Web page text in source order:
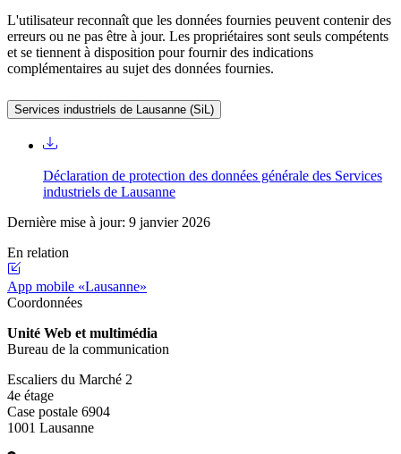
L'utilisateur reconnaît que les données fournies peuvent contenir des
erreurs ou ne pas être à jour. Les propriétaires sont seuls compétents
et se tiennent à disposition pour fournir des indications
complémentaires au sujet des données fournies.
Services industriels de Lausanne (SiL)
Déclaration de protection des données générale des Services
industriels de Lausanne
Dernière mise à jour: 9 janvier 2026
En relation
App mobile «Lausanne»
Coordonnées
Unité Web et multimédia
Bureau de la communication
Escaliers du Marché 2
4e étage
Case postale 6904
1001 Lausanne